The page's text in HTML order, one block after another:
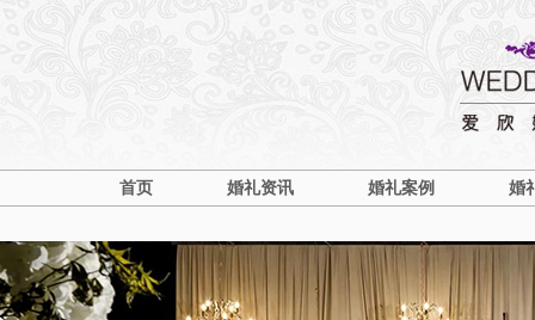
首页 婚礼资讯 婚礼案例 婚